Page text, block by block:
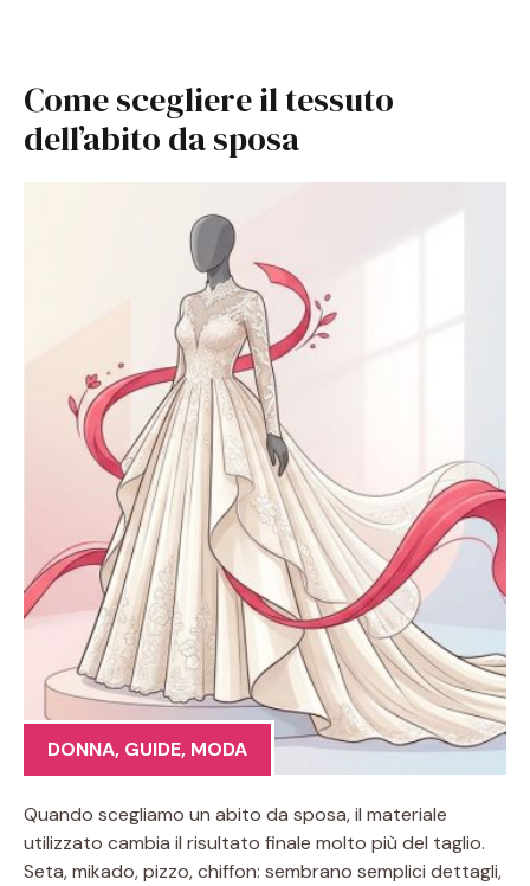
Come scegliere il tessuto
dell’abito da sposa
DONNA, GUIDE, MODA
Quando scegliamo un abito da sposa, il materiale
utilizzato cambia il risultato finale molto più del taglio.
Seta, mikado, pizzo, chiffon: sembrano semplici dettagli,